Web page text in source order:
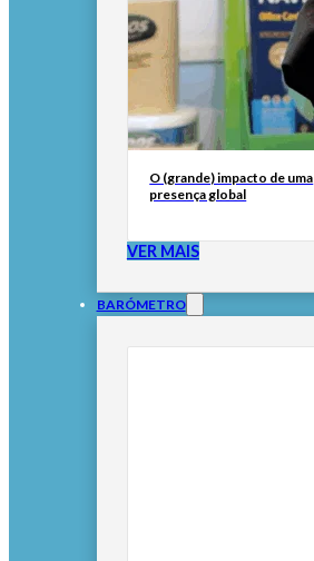
O (grande) impacto de uma
presença global
VER MAIS
BARÓMETRO